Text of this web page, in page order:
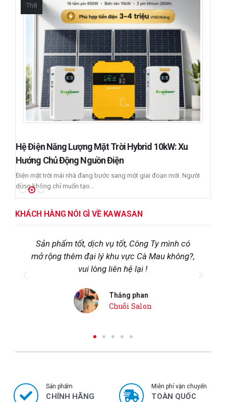
Th8
Hệ Điện Năng Lượng Mặt Trời Hybrid 10kW: Xu
Hướng Chủ Động Nguồn Điện
Điện mặt trời mái nhà đang bước sang một giai đoạn mới. Người
dùng không chỉ muốn tạo...
KHÁCH HÀNG NÓI GÌ VỀ KAWASAN
Công tắc cảm ứng dùng bền, độ nhạy ổn định
Gia Phú
Sản phẩm
CHÍNH HÃNG
Miễn phí vận chuyển
TOÀN QUỐC